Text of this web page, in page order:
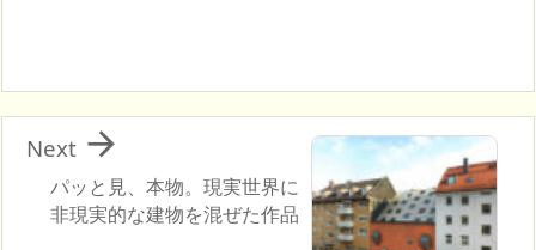
パッと見、本物。現実世界に
非現実的な建物を混ぜた作品

Next